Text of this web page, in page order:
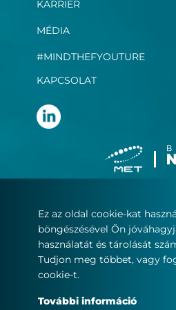
KARRIER
MÉDIA
#MINDTHEFYOUTURE
KAPCSOLAT
Felhasználási feltételek
Adatvédelmi nyilatkozat
Sütikezelés
MET.com – Minden jog
Ez az oldal cookie-kat
böngészésével Ön
használatát és tárolását
Tudjon meg többet, vagy
cookie-t.
További információ